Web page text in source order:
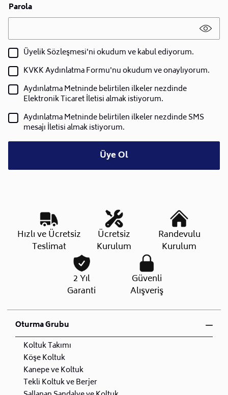
Parola
Üyelik Sözleşmesi'ni okudum ve kabul ediyorum.
KVKK Aydınlatma Formu'nu okudum ve onaylıyorum.
Aydınlatma Metninde belirtilen ilkeler nezdinde
Elektronik Ticaret İletisi almak istiyorum.
Aydınlatma Metninde belirtilen ilkeler nezdinde SMS
mesajı İletisi almak istiyorum.
Üye Ol
Hızlı ve Ücretsiz
Teslimat
Ücretsiz
Kurulum
Randevulu
Kurulum
2 Yıl
Garanti
Güvenli
Alışveriş
Oturma Grubu
Koltuk Takımı
Köşe Koltuk
Kanepe ve Koltuk
Tekli Koltuk ve Berjer